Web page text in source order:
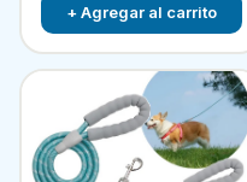
+ Agregar al carrito